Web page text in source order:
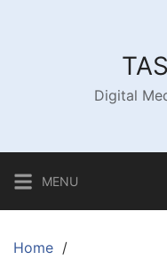
Digital
MENU
Home